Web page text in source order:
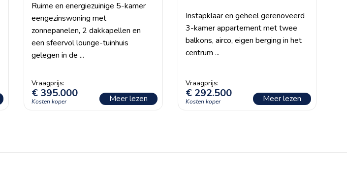
€ 395.000 Meer lezen
Ruime en energiezuinige 5-kamer
eengezinswoning met
zonnepanelen, 2 dakkapellen en
een sfeervol lounge-tuinhuis
gelegen in de ...
€292.500 Meer lezen
Instapklaar en geheel gerenoveerd
3-kamer appartement met twee
balkons, airco, eigen berging in het
centrum ...